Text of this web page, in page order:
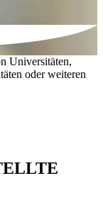
Universitäten,
oder weiteren